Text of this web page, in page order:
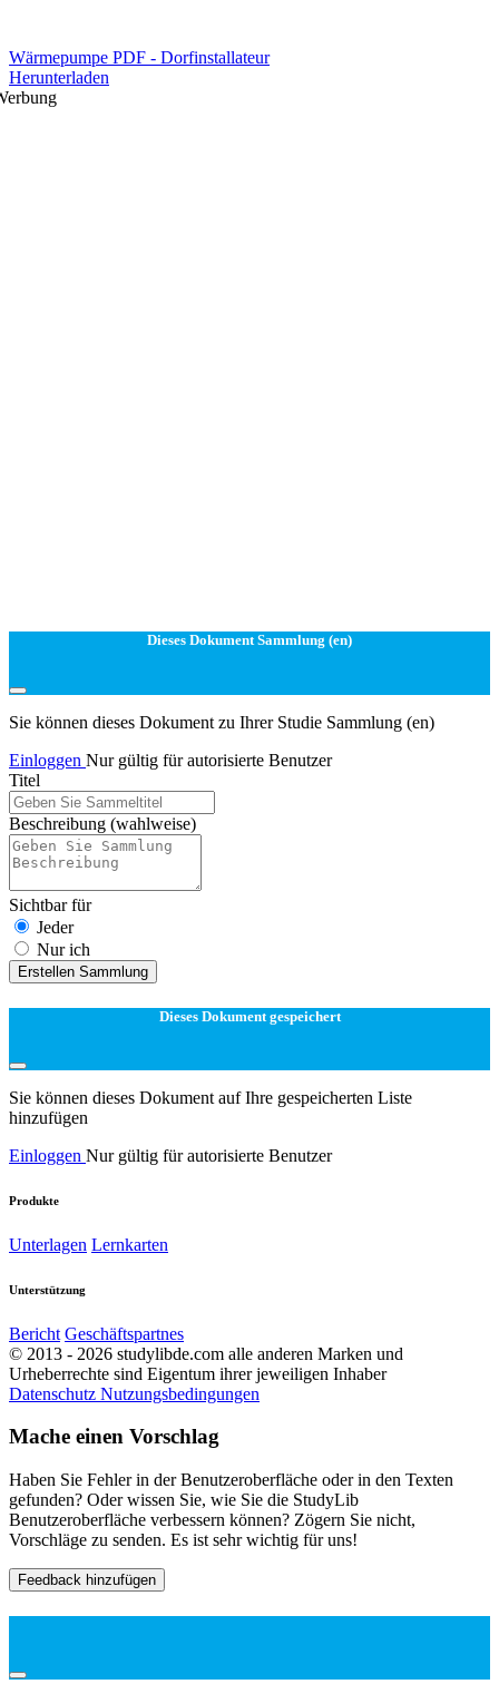
Wärmepumpe PDF - Dorfinstallateur
Herunterladen
Dieses Dokument Sammlung (en)
Sie können dieses Dokument zu Ihrer Studie Sammlung (en)
Einloggen Nur gültig für autorisierte Benutzer
Titel
Beschreibung (wahlweise)
Sichtbar für
Jeder
Nur ich
Erstellen Sammlung
Dieses Dokument gespeichert
Sie können dieses Dokument auf Ihre gespeicherten Liste
hinzufügen
Einloggen Nur gültig für autorisierte Benutzer
Produkte
Unterlagen Lernkarten
Unterstützung
Bericht Geschäftspartnes
© 2013 - 2026 studylibde.com alle anderen Marken und
Urheberrechte sind Eigentum ihrer jeweiligen Inhaber
Datenschutz Nutzungsbedingungen
Mache einen Vorschlag
Haben Sie Fehler in der Benutzeroberfläche oder in den Texten
gefunden? Oder wissen Sie, wie Sie die StudyLib
Benutzeroberfläche verbessern können? Zögern Sie nicht,
Vorschläge zu senden. Es ist sehr wichtig für uns!
Feedback hinzufügen